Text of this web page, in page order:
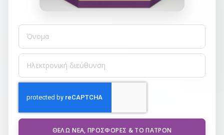
ΘΈΛΩ ΝΈΑ, ΠΡΟΣΦΟΡΈΣ & ΤΟ ΠΑΤΡΌΝ